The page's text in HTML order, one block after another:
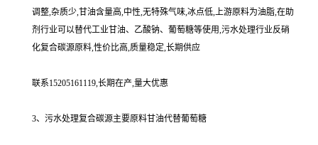
调整,杂质少,甘油含量高,中性,无特殊气味,冰点低,上游原料为油脂,在助
剂行业可以替代工业甘油、乙酸钠、葡萄糖等使用,污水处理行业反硝
化复合碳源原料,性价比高,质量稳定,长期供应
联系15205161119,长期在产,量大优惠
3、污水处理复合碳源主要原料甘油代替葡萄糖